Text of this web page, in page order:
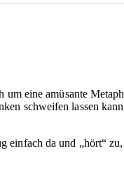
eine amüsante
schweifen lassen
einfach da und „hört“